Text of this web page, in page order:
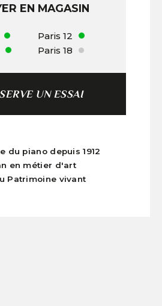
EN MAGASIN
Paris 12
Paris 18
UN ESSAI
du piano depuis 1912
en métier d'art
Patrimoine vivant